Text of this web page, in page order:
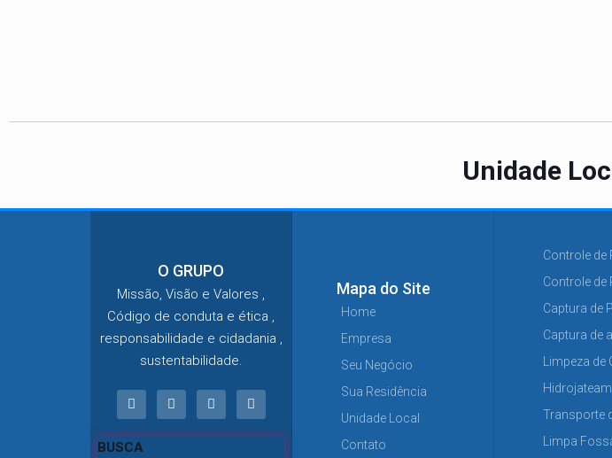
Unidade
O GRUPO
Missão, Visão e Valores ,
Código de conduta e ética ,
responsabilidade e cidadania ,
sustentabilidade.
BUSCA
Mapa do Site
Home
Empresa
Seu Negócio
Sua Residência
Unidade Local
Contato
Controle de
Controle de
Captura de
Captura de
Limpeza de
Transporte
Limpa